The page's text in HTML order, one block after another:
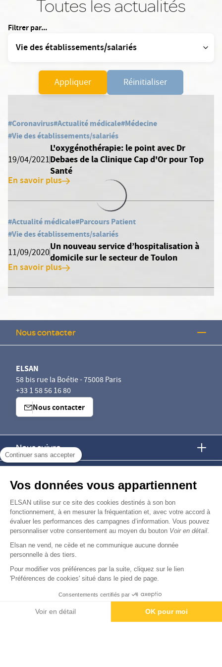
Continuer sans accepter
Vos données vous appartiennent
ELSAN utilise sur ce site des cookies destinés à son bon
fonctionnement, à en mesurer la fréquentation et, avec votre accord à
évaluer les performances des campagnes d’information. Vous pouvez
personnaliser votre consentement au moyen du bouton Voir en détail
Elsan ne vend, ne cède et ne communique aucune donnée
personnelle à des tiers.
Pour modifier vos préférences par la suite, cliquez sur le lien
'Préférences de cookies' situé dans le pied de page.
Consentements certifiés par
Voir en détail OK pour moi
Toutes les actualités
Filtrer par...
Appliquer Réinitialiser
#Coronavirus#Actualité médicale#Médecine
#Vie des établissements/salariés
19/04/2021
L'oxygénothérapie: le point avec Dr
Debaes de la Clinique Cap d'Or pour Top
Santé
En savoir plus
#Actualité médicale#Parcours Patient
#Vie des établissements/salariés
11/09/2020
Un nouveau service d’hospitalisation à
domicile sur le secteur de Toulon
En savoir plus
Nous contacter
ELSAN
58 bis rue la Boétie - 75008 Paris
+33 1 58 56 16 80
Nous contacter
Nous suivre
Nous rejoindre
Devenir fournisseur
© Copyright 2026 Elsan
Mentions Légales-Données personnelles
Agence digitale : VOID